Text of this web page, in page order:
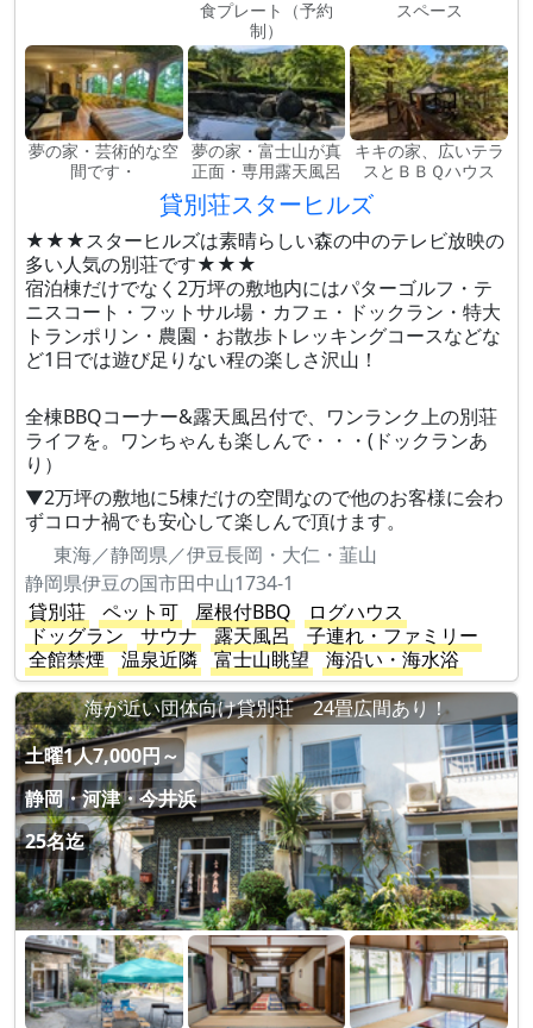
食プレート（予約
制）
スペース
夢の家・芸術的な空
間です・
夢の家・富士山が真
正面・専用露天風呂
キキの家、広いテラ
スとＢＢＱハウス
貸別荘スターヒルズ
★★★スターヒルズは素晴らしい森の中のテレビ放映の
多い人気の別荘です★★★
宿泊棟だけでなく2万坪の敷地内にはパターゴルフ・テ
ニスコート・フットサル場・カフェ・ドックラン・特大
トランポリン・農園・お散歩トレッキングコースなどな
ど1日では遊び足りない程の楽しさ沢山！
全棟BBQコーナー&露天風呂付で、ワンランク上の別荘
ライフを。ワンちゃんも楽しんで・・・(ドックランあ
り）
▼2万坪の敷地に5棟だけの空間なので他のお客様に会わ
ずコロナ禍でも安心して楽しんで頂けます。
東海／静岡県／伊豆長岡・大仁・韮山
静岡県伊豆の国市田中山1734-1
貸別荘
ペット可 屋根付BBQ
ログハウス
ドッグラン
サウナ 露天風呂
子連れ・ファミリー
全館禁煙
温泉近隣 富士山眺望
海沿い・海水浴
海が近い団体向け貸別荘 24畳広間あり！
土曜1人7,000円～
静岡・河津・今井浜
25名迄